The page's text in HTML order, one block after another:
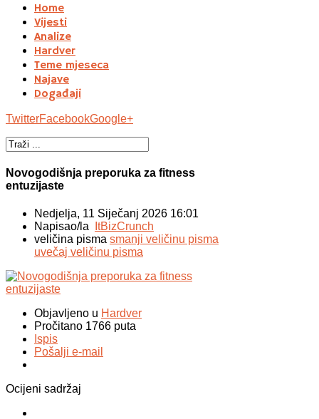
Home
Vijesti
Analize
Hardver
Teme mjeseca
Najave
Događaji
TwitterFacebookGoogle+
Novogodišnja preporuka za fitness
entuzijaste
Nedjelja, 11 Siječanj 2026 16:01
Napisao/la
ItBizCrunch
veličina pisma smanji veličinu pisma
uvečaj veličinu pisma
Objavljeno u Hardver
Pročitano 1766 puta
Ispis
Pošalji e-mail
Ocijeni sadržaj